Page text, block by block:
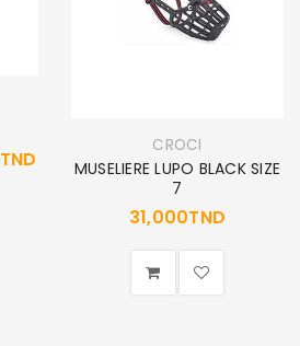
TND
CROCI
MUSELIERE LUPO BLACK SIZE
7
31,000TND